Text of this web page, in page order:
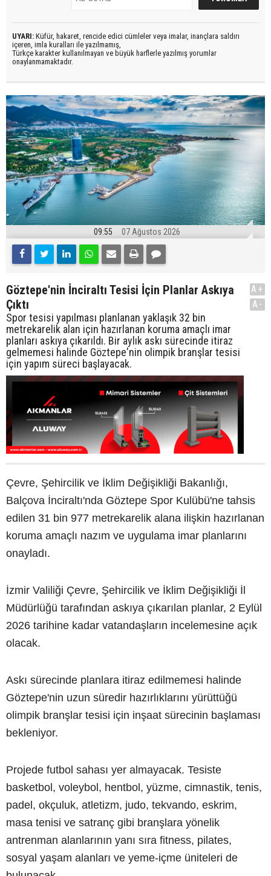
UYARI: Küfür, hakaret, rencide edici cümleler veya imalar, inançlara saldırı
içeren, imla kuralları ile yazılmamış,
Türkçe karakter kullanılmayan ve büyük harflerle yazılmış yorumlar
onaylanmamaktadır.
09:55 07 Ağustos 2026
Göztepe'nin İnciraltı Tesisi İçin Planlar Askıya
Çıktı
Spor tesisi yapılması planlanan yaklaşık 32 bin
metrekarelik alan için hazırlanan koruma amaçlı imar
planları askıya çıkarıldı. Bir aylık askı sürecinde itiraz
gelmemesi halinde Göztepe'nin olimpik branşlar tesisi
için yapım süreci başlayacak.
A+
A-
Çevre, Şehircilik ve İklim Değişikliği Bakanlığı,
Balçova İnciraltı'nda Göztepe Spor Kulübü'ne tahsis
edilen 31 bin 977 metrekarelik alana ilişkin hazırlanan
koruma amaçlı nazım ve uygulama imar planlarını
onayladı.
İzmir Valiliği Çevre, Şehircilik ve İklim Değişikliği İl
Müdürlüğü tarafından askıya çıkarılan planlar, 2 Eylül
2026 tarihine kadar vatandaşların incelemesine açık
olacak.
Askı sürecinde planlara itiraz edilmemesi halinde
Göztepe'nin uzun süredir hazırlıklarını yürüttüğü
olimpik branşlar tesisi için inşaat sürecinin başlaması
bekleniyor.
Projede futbol sahası yer almayacak. Tesiste
basketbol, voleybol, hentbol, yüzme, cimnastik, tenis,
padel, okçuluk, atletizm, judo, tekvando, eskrim,
masa tenisi ve satranç gibi branşlara yönelik
antrenman alanlarının yanı sıra fitness, pilates,
sosyal yaşam alanları ve yeme-içme üniteleri de